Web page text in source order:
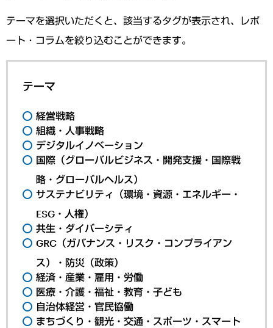
テーマを選択いただくと、該当するタグが表示され、レポ
ート・コラムを絞り込むことができます。
テーマ
経営戦略
組織・人事戦略
デジタルイノベーション
国際（グローバルビジネス・開発支援・国際戦
略・グローバルヘルス）
サステナビリティ（環境・資源・エネルギー・
ESG・人権）
共生・ダイバーシティ
GRC（ガバナンス・リスク・コンプライアン
ス）・防災（政策）
経済・産業・雇用・労働
医療・介護・福祉・教育・子ども
自治体経営・官民協働
まちづくり・観光・交通・スポーツ・スマート